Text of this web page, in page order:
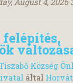
felépítés,
Község
által